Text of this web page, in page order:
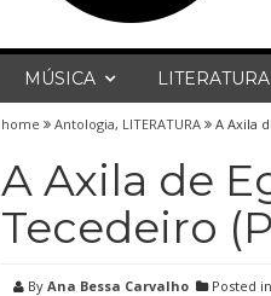
MÚSICA LITERATURA
home Antologia, LITERATURA A Axila
A Axila de
Tecedeiro
By Ana Bessa Carvalho Posted in